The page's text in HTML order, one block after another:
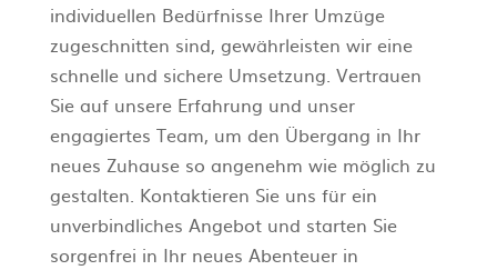
individuellen Bedürfnisse Ihrer Umzüge
zugeschnitten sind, gewährleisten wir eine
schnelle und sichere Umsetzung. Vertrauen
Sie auf unsere Erfahrung und unser
engagiertes Team, um den Übergang in Ihr
neues Zuhause so angenehm wie möglich zu
gestalten. Kontaktieren Sie uns für ein
unverbindliches Angebot und starten Sie
sorgenfrei in Ihr neues Abenteuer in